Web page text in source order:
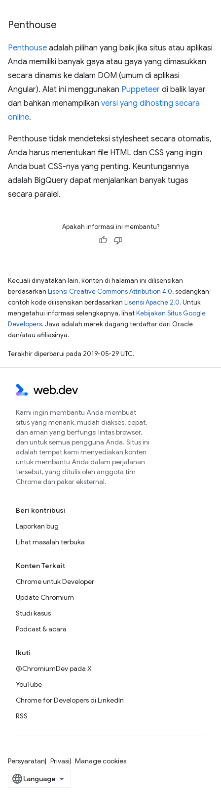
Penthouse
Penthouse adalah pilihan yang baik jika situs atau aplikasi
Anda memiliki banyak gaya atau gaya yang dimasukkan
secara dinamis ke dalam DOM (umum di aplikasi
Angular). Alat ini menggunakan Puppeteer di balik layar
dan bahkan menampilkan versi yang dihosting secara
online.
Penthouse tidak mendeteksi stylesheet secara otomatis,
Anda harus menentukan file HTML dan CSS yang ingin
Anda buat CSS-nya yang penting. Keuntungannya
adalah BigQuery dapat menjalankan banyak tugas
secara paralel.
Apakah informasi ini membantu?
Kecuali dinyatakan lain, konten di halaman ini dilisensikan
berdasarkan Lisensi Creative Commons Attribution 4.0, sedangkan
contoh kode dilisensikan berdasarkan Lisensi Apache 2.0. Untuk
mengetahui informasi selengkapnya, lihatKebijakan Situs Google
Developers. Java adalah merek dagang terdaftar dari Oracle
dan/atau afiliasinya.
Terakhir diperbarui pada 2019-05-29 UTC.
Kami ingin membantu Anda membuat
situs yang menarik, mudah diakses, cepat,
dan aman yang berfungsi lintas browser,
dan untuk semua pengguna Anda. Situs ini
adalah tempat kami menyediakan konten
untuk membantu Anda dalam perjalanan
tersebut, yang ditulis oleh anggota tim
Chrome dan pakar eksternal.
Beri kontribusi
Laporkan bug
Lihat masalah terbuka
Konten Terkait
Chrome untuk Developer
Update Chromium
Studi kasus
Podcast & acara
Ikuti
@ChromiumDev pada X
YouTube
Chrome for Developers di LinkedIn
RSS
Persyaratan Privasi Manage cookies